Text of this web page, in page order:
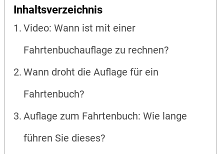
Inhaltsverzeichnis
Video: Wann ist mit einer
Fahrtenbuchauflage zu rechnen?
Wann droht die Auflage für ein
Fahrtenbuch?
Auflage zum Fahrtenbuch: Wie lange
führen Sie dieses?